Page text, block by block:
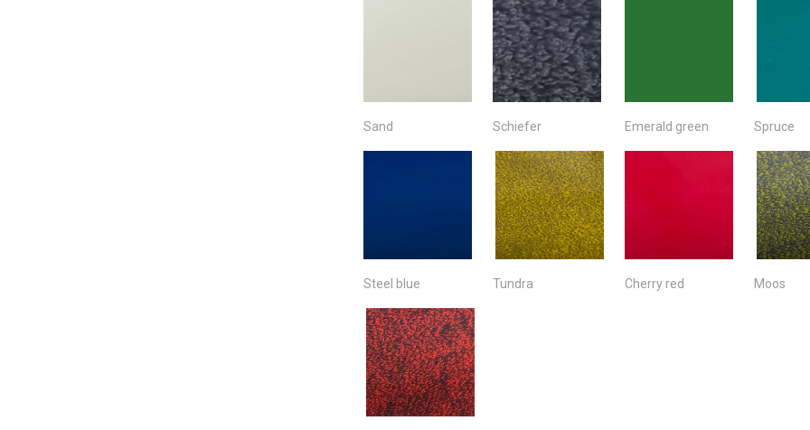
Sand Schiefer Emerald green Spruce
Steel blue Tundra Cherry red Moos